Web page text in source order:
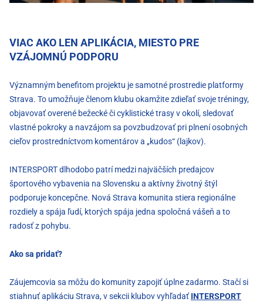
VIAC AKO LEN APLIKÁCIA, MIESTO PRE
VZÁJOMNÚ PODPORU
Významným benefitom projektu je samotné prostredie platformy
Strava. To umožňuje členom klubu okamžite zdieľať svoje tréningy,
objavovať overené bežecké či cyklistické trasy v okolí, sledovať
vlastné pokroky a navzájom sa povzbudzovať pri plnení osobných
cieľov prostredníctvom komentárov a „kudos“ (lajkov).
INTERSPORT dlhodobo patrí medzi najväčších predajcov
športového vybavenia na Slovensku a aktívny životný štýl
podporuje koncepčne. Nová Strava komunita stiera regionálne
rozdiely a spája ľudí, ktorých spája jedna spoločná vášeň a to
radosť z pohybu.
Ako sa pridať?
Záujemcovia sa môžu do komunity zapojiť úplne zadarmo. Stačí si
stiahnuť aplikáciu Strava, v sekcii klubov vyhľadať INTERSPORT